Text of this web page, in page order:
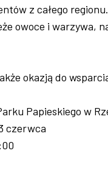
z całego
owoce i warzywa,
okazją do
Papieskiego w
czerwca